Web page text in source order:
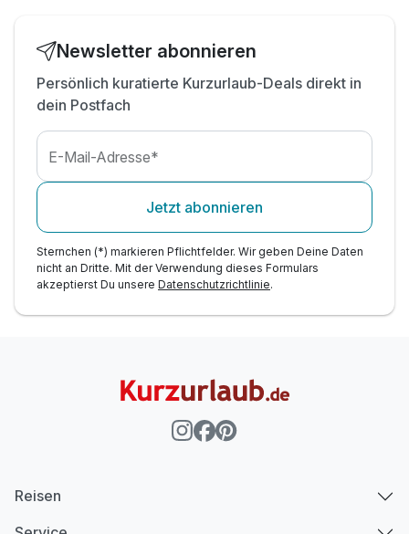
Newsletter abonnieren
Persönlich kuratierte Kurzurlaub-Deals direkt in
dein Postfach
E-Mail-Adresse*
Jetzt abonnieren
Sternchen (*) markieren Pflichtfelder. Wir geben Deine Daten
nicht an Dritte. Mit der Verwendung dieses Formulars
akzeptierst Du unsere Datenschutzrichtlinie.
Reisen